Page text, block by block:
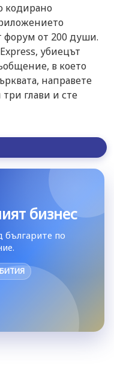
кодирано
форум от 200 души.
убиецът
в което
направете
глави и сте
бизнес
българите по